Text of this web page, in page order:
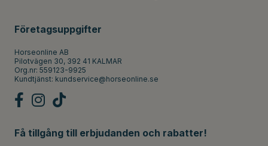
Företagsuppgifter
Horseonline AB
Pilotvägen 30, 392 41 KALMAR
Org.nr: 559123-9925
Kundtjänst: kundservice@horseonline.se
Få tillgång till erbjudanden och rabatter!